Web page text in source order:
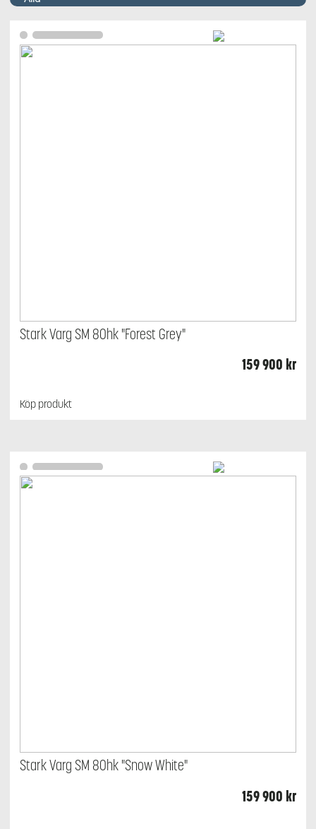
Stark Varg SM 80hk "Forest Grey"
159 900 kr
Köp produkt
Stark Varg SM 80hk "Snow White"
159 900 kr